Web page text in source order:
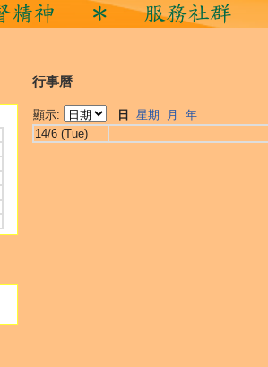
行事曆
顯示: 日 星期 月 年
14/6 (Tue)